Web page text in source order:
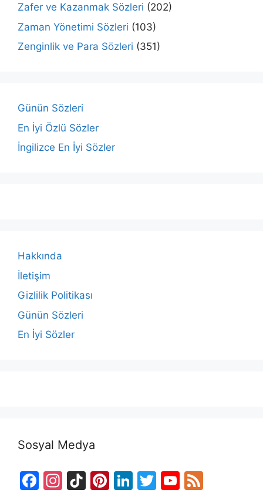
Zafer ve Kazanmak Sözleri (202)
Zaman Yönetimi Sözleri (103)
Zenginlik ve Para Sözleri (351)
Günün Sözleri
En İyi Özlü Sözler
İngilizce En İyi Sözler
Hakkında
İletişim
Gizlilik Politikası
Günün Sözleri
En İyi Sözler
Sosyal Medya
F
In Ti Pi Li T
Y